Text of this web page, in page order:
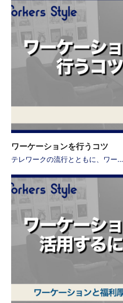
ワーケーションを行うコツ
テレワークの流行とともに、ワー…